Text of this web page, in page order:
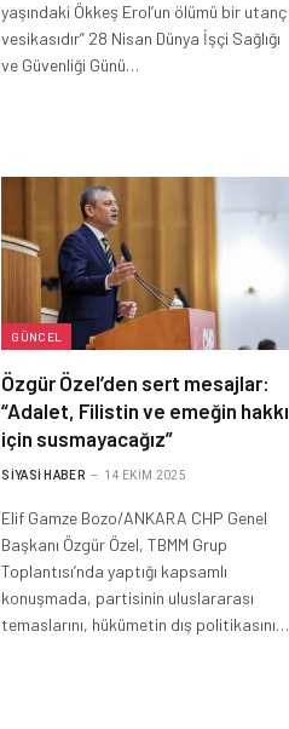
yaşındaki Ökkeş Erol’un ölümü bir utanç
vesikasıdır” 28 Nisan Dünya İşçi Sağlığı
ve Güvenliği Günü…
GÜNCEL
Özgür Özel’den sert mesajlar:
“Adalet, Filistin ve emeğin hakkı
için susmayacağız”
SIYASI HABER 14 EKIM 2025
Elif Gamze Bozo/ANKARA CHP Genel
Başkanı Özgür Özel, TBMM Grup
Toplantısı’nda yaptığı kapsamlı
konuşmada, partisinin uluslararası
temaslarını, hükümetin dış politikasını…